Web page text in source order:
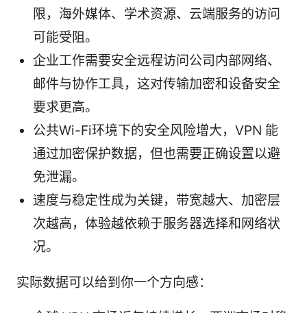
限，海外媒体、学术资源、云端服务的访问
可能受阻。
企业工作需要安全远程访问公司内部网络、
邮件与协作工具，这对传输加密和设备安全
要求更高。
公共Wi-Fi环境下的安全风险增大，VPN 能
通过加密保护数据，但也需要正确设置以避
免泄漏。
速度与稳定性成为关键，带宽越大、加密层
次越高，体验越依赖于服务器选择和网络状
况。
实际数据可以给到你一个方向感：